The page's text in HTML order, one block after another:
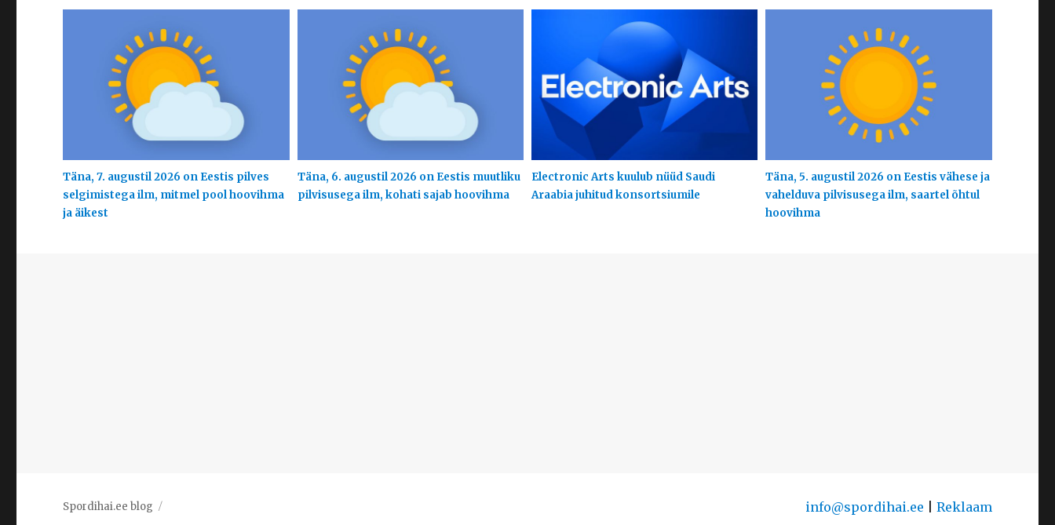
Täna, 7. augustil 2026 on Eestis pilves
selgimistega ilm, mitmel pool hoovihma
ja äikest
Täna, 6. augustil 2026 on Eestis muutliku
pilvisusega ilm, kohati sajab hoovihma
Electronic Arts kuulub nüüd Saudi
Araabia juhitud konsortsiumile
Täna, 5. augustil 2026 on Eestis vähese ja
vahelduva pilvisusega ilm, saartel õhtul
hoovihma
Spordihai.ee blog info@spordihai.ee Reklaam